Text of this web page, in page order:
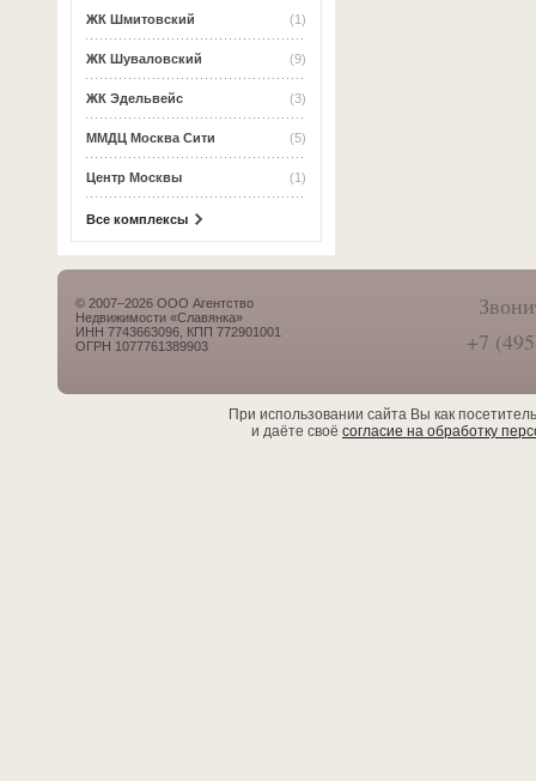
(1)
ЖК Шмитовский
(9)
ЖК Шуваловский
(3)
ЖК Эдельвейс
(5)
ММДЦ Москва Сити
(1)
Центр Москвы
Все комплексы
© 2007–2026 ООО Агентство
Недвижимости «Славянка»
ИНН 7743663096, КПП 772901001
ОГРН 1077761389903
+7
При использовании сайта Вы как
и даёте своё согласие на обработку